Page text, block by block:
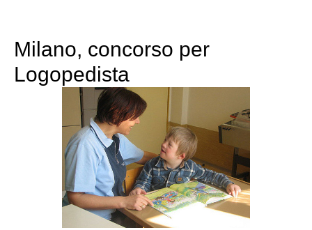
Milano, concorso per
Logopedista